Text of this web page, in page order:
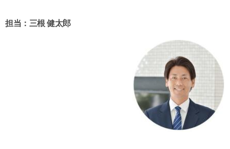
担当：三根 健太郎